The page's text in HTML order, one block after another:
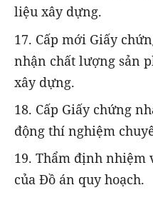
liệu xây dựng.
17. Cấp mới Giấy
nhận chất lượng sản
xây dựng.
18. Cấp Giấy chứng
động thí nghiệm
19. Thẩm định
của Đồ án quy hoạch.